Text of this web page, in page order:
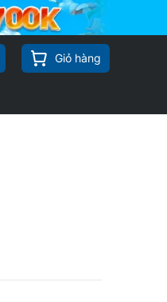
Giỏ hàng